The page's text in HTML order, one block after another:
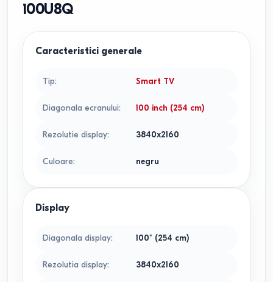
100U8Q
Caracteristici generale
Tip: Smart TV
Diagonala ecranului: 100 inch (254 cm)
Rezolutie display: 3840x2160
Culoare: negru
Display
Diagonala display: 100" (254 cm)
Rezolutia display: 3840x2160